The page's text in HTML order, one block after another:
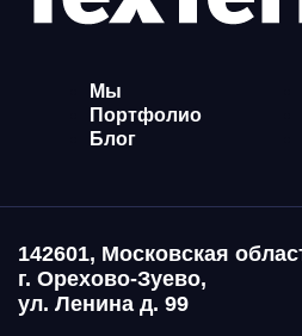
Мы
Портфолио
Блог
142601, Московская
г. Орехово-Зуево,
ул. Ленина д. 99